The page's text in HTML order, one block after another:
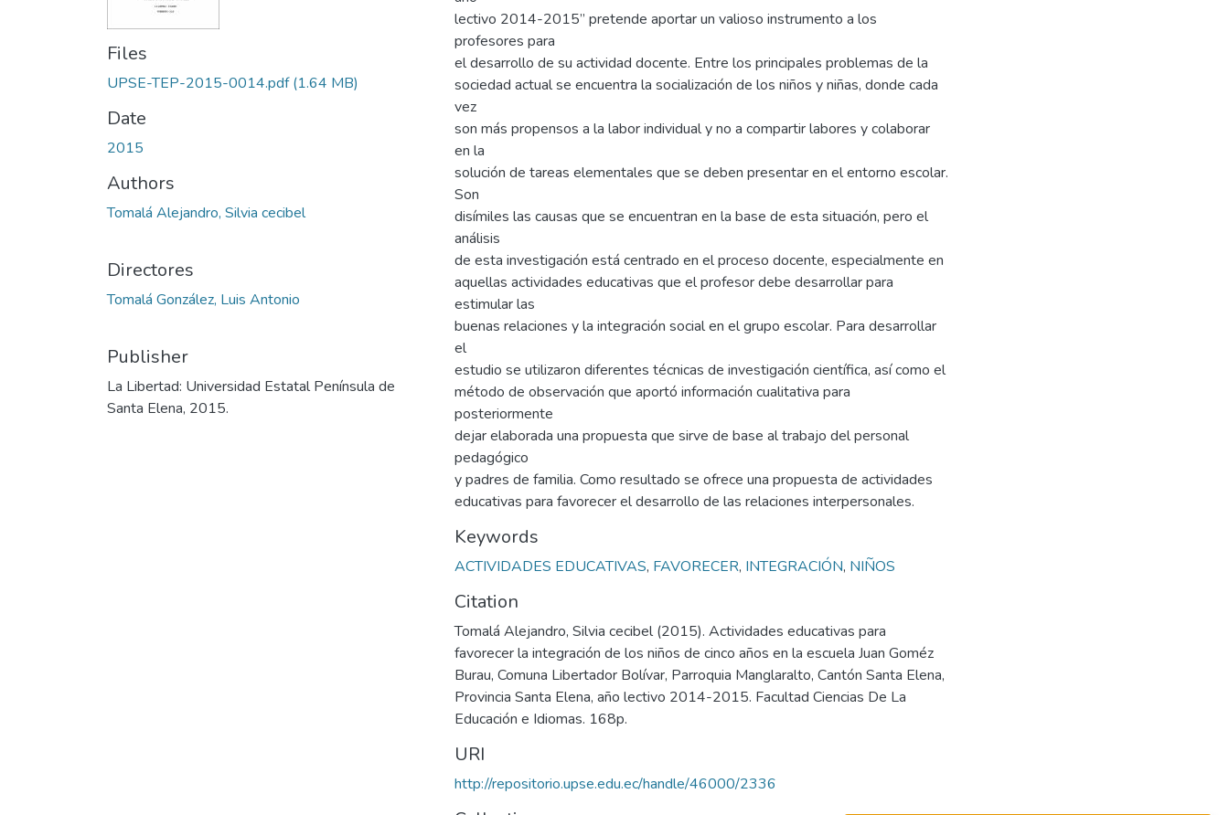
Files
UPSE-TEP-2015-0014.pdf(1.64 MB)
Date
2015
Authors
Tomalá Alejandro, Silvia cecibel
Directores
Tomalá González, Luis Antonio
Publisher
La Libertad: Universidad Estatal Península de
Santa Elena, 2015.
lectivo 2014-2015” pretende aportar un valioso instrumento a los
profesores para
el desarrollo de su actividad docente. Entre los principales problemas de la
sociedad actual se encuentra la socialización de los niños y niñas, donde cada
vez
son más propensos a la labor individual y no a compartir labores y colaborar
en la
solución de tareas elementales que se deben presentar en el entorno escolar.
Son
disímiles las causas que se encuentran en la base de esta situación, pero el
análisis
de esta investigación está centrado en el proceso docente, especialmente en
aquellas actividades educativas que el profesor debe desarrollar para
estimular las
buenas relaciones y la integración social en el grupo escolar. Para desarrollar
el
estudio se utilizaron diferentes técnicas de investigación científica, así como el
método de observación que aportó información cualitativa para
posteriormente
dejar elaborada una propuesta que sirve de base al trabajo del personal
pedagógico
y padres de familia. Como resultado se ofrece una propuesta de actividades
educativas para favorecer el desarrollo de las relaciones interpersonales.
Keywords
ACTIVIDADES EDUCATIVAS, FAVORECER, INTEGRACIÓN, NIÑOS
Citation
Tomalá Alejandro, Silvia cecibel (2015). Actividades educativas para
favorecer la integración de los niños de cinco años en la escuela Juan Goméz
Burau, Comuna Libertador Bolívar, Parroquia Manglaralto, Cantón Santa Elena,
Provincia Santa Elena, año lectivo 2014-2015. Facultad Ciencias De La
Educación e Idiomas. 168p.
URI
http://repositorio.upse.edu.ec/handle/46000/2336